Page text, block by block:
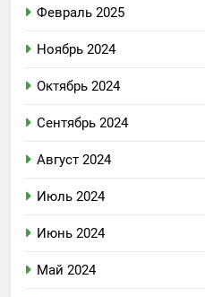
Февраль 2025
Ноябрь 2024
Октябрь 2024
Сентябрь 2024
Август 2024
Июль 2024
Июнь 2024
Май 2024